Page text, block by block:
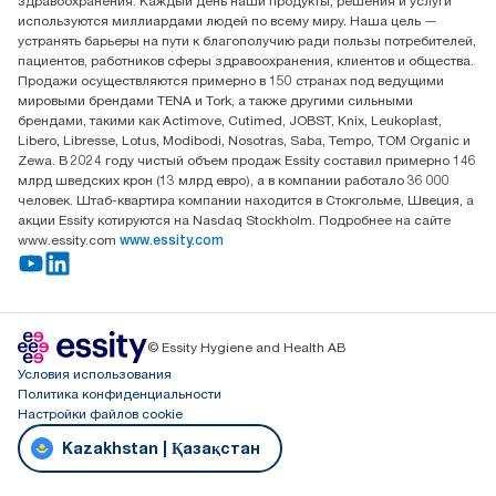
ООО «Эссити», Представительство в Казахстане Пр.
Достык, 210, 2 блок, 3 этаж,
офис №32 050051, г.
Алматы, Казахстан
используются миллиардами людей по всему миру. Наша цель —
устранять барьеры на пути к благополучию ради пользы потребителей,
пациентов, работников сферы здравоохранения, клиентов и общества.
Продажи осуществляются примерно в 150 странах под ведущими
мировыми брендами TENA и Tork, а также другими сильными
брендами, такими как Actimove, Cutimed, JOBST, Knix, Leukoplast,
Libero, Libresse, Lotus, Modibodi, Nosotras, Saba, Tempo, TOM Organic и
Zewa. В 2024 году чистый объем продаж Essity составил примерно 146
млрд шведских крон (13 млрд евро), а в компании работало 36 000
человек. Штаб-квартира компании находится в Стокгольме, Швеция, а
акции Essity котируются на Nasdaq Stockholm. Подробнее на сайте
www.essity.com www.essity.com
© Essity Hygiene and Health AB
Условия использования
Политика конфиденциальности
Настройки файлов cookie
Kazakhstan | Қазақстан